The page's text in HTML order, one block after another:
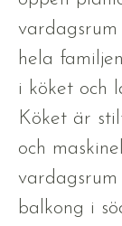
hela
i köket och
Köket är
och
balkong i